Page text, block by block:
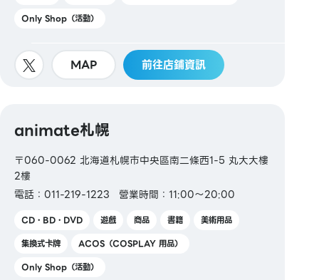
Only Shop（活動）
MAP 前往店鋪資訊
animate札幌
〒060-0062 北海道札幌市中央區南二條西1-5 丸大大樓
2樓
電話：011-219-1223
營業時間：11:00～20:00
CD・BD・DVD 遊戲 商品 書籍
美術用品
集換式卡牌
ACOS（COSPLAY 用品）
Only Shop（活動）